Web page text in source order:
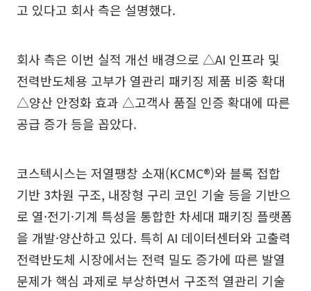
고 있다고 회사 측은 설명했다.
회사 측은 이번 실적 개선 배경으로 △AI 인프라 및
전력반도체용 고부가 열관리 패키징 제품 비중 확대
△양산 안정화 효과 △고객사 품질 인증 확대에 따른
공급 증가 등을 꼽았다.
코스텍시스는 저열팽창 소재(KCMC®)와 블록 접합
기반 3차원 구조, 내장형 구리 코인 기술 등을 기반으
로 열·전기·기계 특성을 통합한 차세대 패키징 플랫폼
을 개발·양산하고 있다. 특히 AI 데이터센터와 고출력
전력반도체 시장에서는 전력 밀도 증가에 따른 발열
문제가 핵심 과제로 부상하면서 구조적 열관리 기술